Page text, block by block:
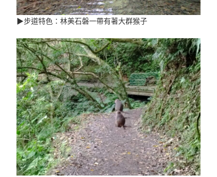
▶步道特色：林美石磐一帶有著大群猴子